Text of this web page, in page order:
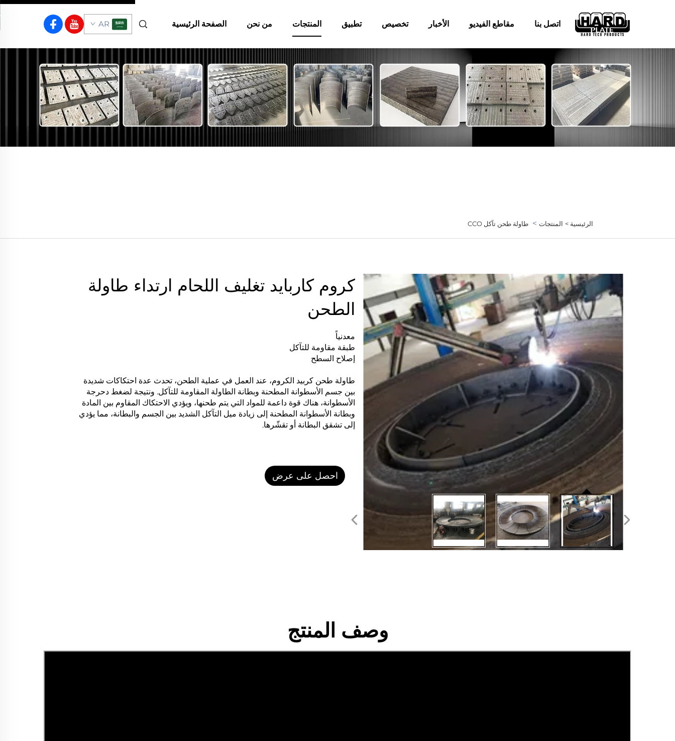
الصفحة الرئيسية من نحن المنتجات تطبيق تخصيص الأخبار مقاطع الفيديو اتصل بنا AR
الرئيسية > المنتجات> طاولة طحن تآكل CCO
كروم كاربايد تغليف اللحام ارتداء طاولة
الطحن
معدنياً
طبقة مقاومة للتآكل
إصلاح السطح
طاولة طحن كربيد الكروم، عند العمل في عملية الطحن، تحدث عدة احتكاكات شديدة
بين جسم الأسطوانة المطحنة وبطانة الطاولة المقاومة للتآكل. ونتيجة لضغط دحرجة
الأسطوانة، هناك قوة داعمة للمواد التي يتم طحنها، ويؤدي الاحتكاك المقاوم بين المادة
وبطانة الأسطوانة المطحنة إلى زيادة ميل التآكل الشديد بين الجسم والبطانة، مما يؤدي
إلى تشقق البطانة أو تقشّرها.
احصل على عرض
وصف المنتج